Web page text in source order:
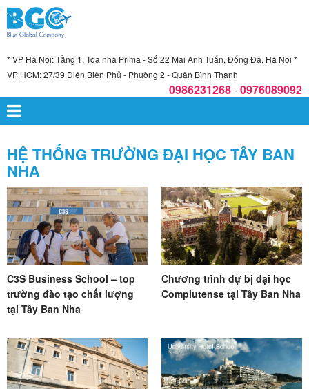
* VP Hà Nội: Tầng 1, Tòa nhà Prima - Số 22 Mai Anh Tuấn, Đống Đa, Hà Nội *
VP HCM: 27/39 Điện Biên Phủ - Phường 2 - Quận Bình Thạnh
0986231268-0976089092
HỆ THỐNG TRƯỜNG ĐẠI HỌC TÂY BAN
NHA
C3S Business School – top
trường đào tạo chất lượng
tại Tây Ban Nha
Chương trình dự bị đại học
Complutense tại Tây Ban Nha